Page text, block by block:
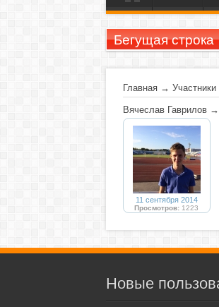
Бегущая строка
Главная→ Участники
Вячеслав Гаврилов→
11 сентября 2014
Просмотров: 1223
Новые